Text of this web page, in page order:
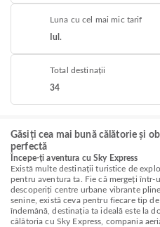
Luna cu cel mai mic tarif
Iul.
Total destinații
34
Găsiți cea mai bună călătorie și
perfectă
Începe-ți aventura cu Sky Express
Există multe destinații turistice de
pentru aventura ta. Fie că mergeți într-
descoperiți centre urbane vibrante
senine, există ceva pentru fiecare tip
îndemână, destinația ta ideală este la
călătoria cu Sky Express, compania